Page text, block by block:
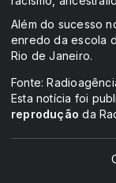
Além do sucesso
enredo da escola
Rio de Janeiro.
Fonte:
Esta notícia foi
reprodução da